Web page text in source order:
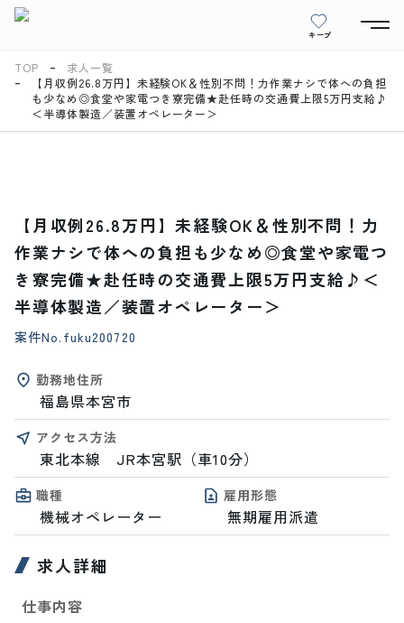
キープ
TOP
求人一覧
【月収例26.8万円】未経験OK＆性別不問！力作業ナシで体への負担
も少なめ◎食堂や家電つき寮完備★赴任時の交通費上限5万円支給♪
＜半導体製造／装置オペレーター＞
【月収例26.8万円】未経験OK＆性別不問！力
作業ナシで体への負担も少なめ◎食堂や家電つ
き寮完備★赴任時の交通費上限5万円支給♪＜
半導体製造／装置オペレーター＞
案件No. fuku200720
勤務地住所
福島県本宮市
アクセス方法
東北本線　JR本宮駅（車10分）
職種
機械オペレーター
雇用形態
無期雇用派遣
求人詳細
仕事内容